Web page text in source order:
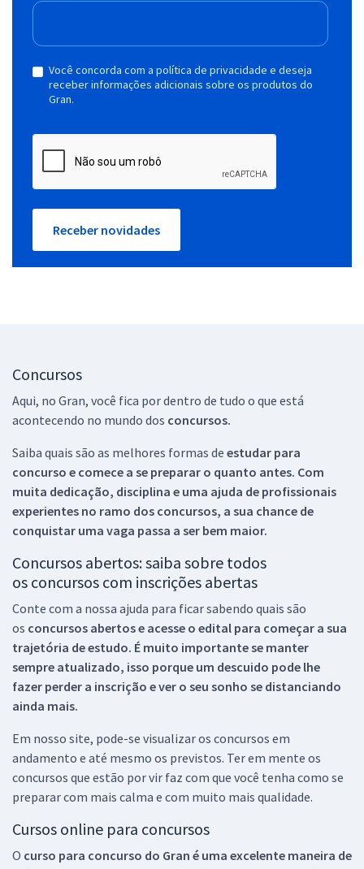
Você concorda com a política de privacidade e deseja
receber informações adicionais sobre os produtos do
Gran.
Receber novidades
Concursos
Aqui, no Gran, você fica por dentro de tudo o que está
acontecendo no mundo dos concursos.
Saiba quais são as melhores formas de estudar para
concurso e comece a se preparar o quanto antes. Com
muita dedicação, disciplina e uma ajuda de profissionais
experientes no ramo dos concursos, a sua chance de
conquistar uma vaga passa a ser bem maior.
Concursos abertos: saiba sobre todos
os concursos com inscrições abertas
Conte com a nossa ajuda para ficar sabendo quais são
os concursos abertos e acesse o edital para começar a sua
trajetória de estudo. É muito importante se manter
sempre atualizado, isso porque um descuido pode lhe
fazer perder a inscrição e ver o seu sonho se distanciando
ainda mais.
Em nosso site, pode-se visualizar os concursos em
andamento e até mesmo os previstos. Ter em mente os
concursos que estão por vir faz com que você tenha como se
preparar com mais calma e com muito mais qualidade.
Cursos online para concursos
O curso para concurso do Gran é uma excelente maneira de